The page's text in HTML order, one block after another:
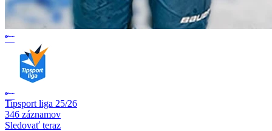
Tipsport liga 25/26
346 záznamov
Sledovať teraz